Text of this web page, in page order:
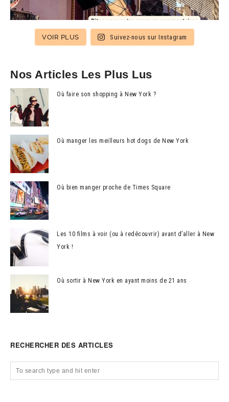
VOIR PLUS Suivez-nous sur Instagram
Nos Articles Les Plus Lus
Où faire son shopping à New York ?
Où manger les meilleurs hot dogs de New York
Où bien manger proche de Times Square
Les 10 films à voir (ou à redécouvrir) avant d’aller à New
York !
Où sortir à New York en ayant moins de 21 ans
RECHERCHER DES ARTICLES